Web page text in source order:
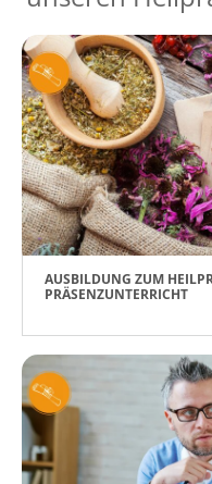
AUSBILDUNG ZUM
PRÄSENZUNTERRICHT